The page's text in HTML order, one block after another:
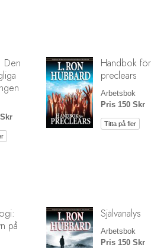
Den
Handbok för
preclears
Arbetsbok
Pris 150 Skr
Titta på fler
på
Självanalys
Arbetsbok
Pris 150 Skr